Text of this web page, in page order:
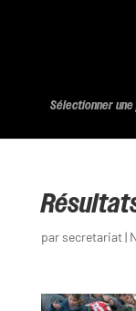
Sélectionner
par secretariat|